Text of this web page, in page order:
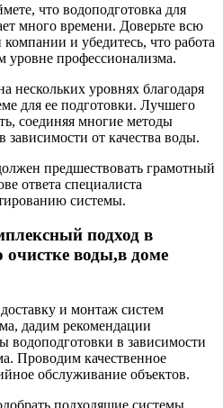
что водоподготовка для
много времени. Доверьте всю
и убедитесь, что работа
уровне профессионализма.
нескольких уровнях благодаря
для ее подготовки. Лучшего
соединяя многие методы
от качества воды.
предшествовать грамотный
ответа специалиста
системы.
подход в
воды,в доме
и монтаж систем
дадим рекомендации
водоподготовки в зависимости
Проводим качественное
обслуживание объектов.